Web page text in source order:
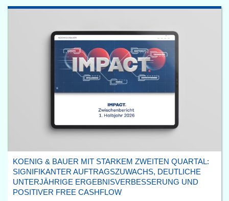
KOENIG & BAUER MIT STARKEM ZWEITEN QUARTAL:
SIGNIFIKANTER AUFTRAGSZUWACHS, DEUTLICHE
UNTERJÄHRIGE ERGEBNISVERBESSERUNG UND
POSITIVER FREE CASHFLOW